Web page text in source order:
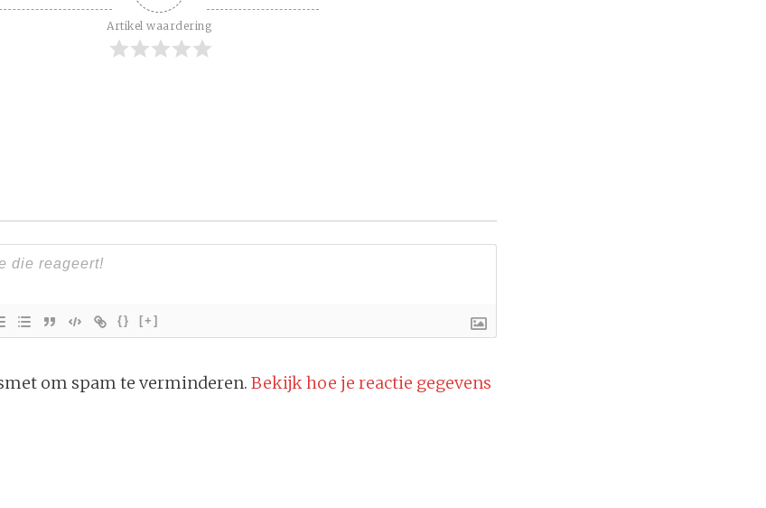
Artikel waardering
{} [+]
om spam te verminderen. Bekijk hoe je reactie gegevens